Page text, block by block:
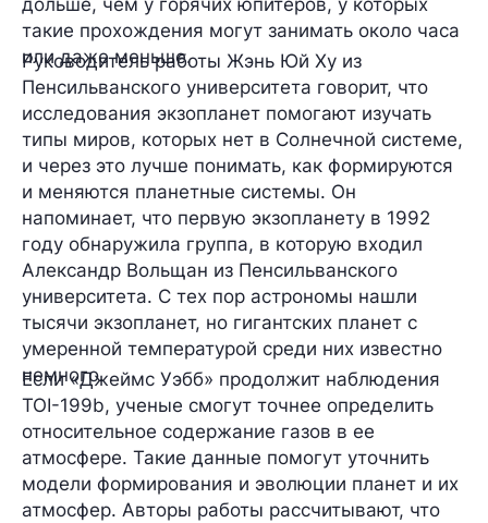
такие прохождения могут занимать около часа
или даже меньше.
Руководитель работы Жэнь Юй Ху из
Пенсильванского университета говорит, что
исследования экзопланет помогают изучать
типы миров, которых нет в Солнечной системе,
и через это лучше понимать, как формируются
и меняются планетные системы. Он
напоминает, что первую экзопланету в 1992
году обнаружила группа, в которую входил
Александр Вольщан из Пенсильванского
университета. С тех пор астрономы нашли
тысячи экзопланет, но гигантских планет с
умеренной температурой среди них известно
немного.
Если «Джеймс Уэбб» продолжит наблюдения
TOI-199b, ученые смогут точнее определить
относительное содержание газов в ее
атмосфере. Такие данные помогут уточнить
модели формирования и эволюции планет и их
атмосфер. Авторы работы рассчитывают, что